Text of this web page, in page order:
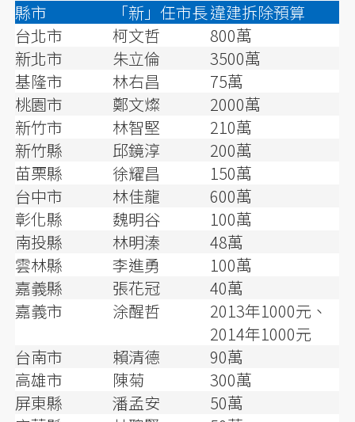
縣市 「新」任市長違建拆除預算
台北市
柯文哲
800萬
新北市
朱立倫
3500萬
基隆市
林右昌
75萬
桃園市
鄭文燦
2000萬
新竹市
林智堅
210萬
新竹縣
邱鏡淳
200萬
苗栗縣
徐耀昌
150萬
台中市
林佳龍
600萬
彰化縣
魏明谷
100萬
南投縣
林明溱
48萬
雲林縣
李進勇
100萬
嘉義縣
張花冠
40萬
嘉義市
涂醒哲
2013年1000元、
2014年1000元
台南市
賴清德
90萬
高雄市
陳菊
300萬
屏東縣
潘孟安
50萬